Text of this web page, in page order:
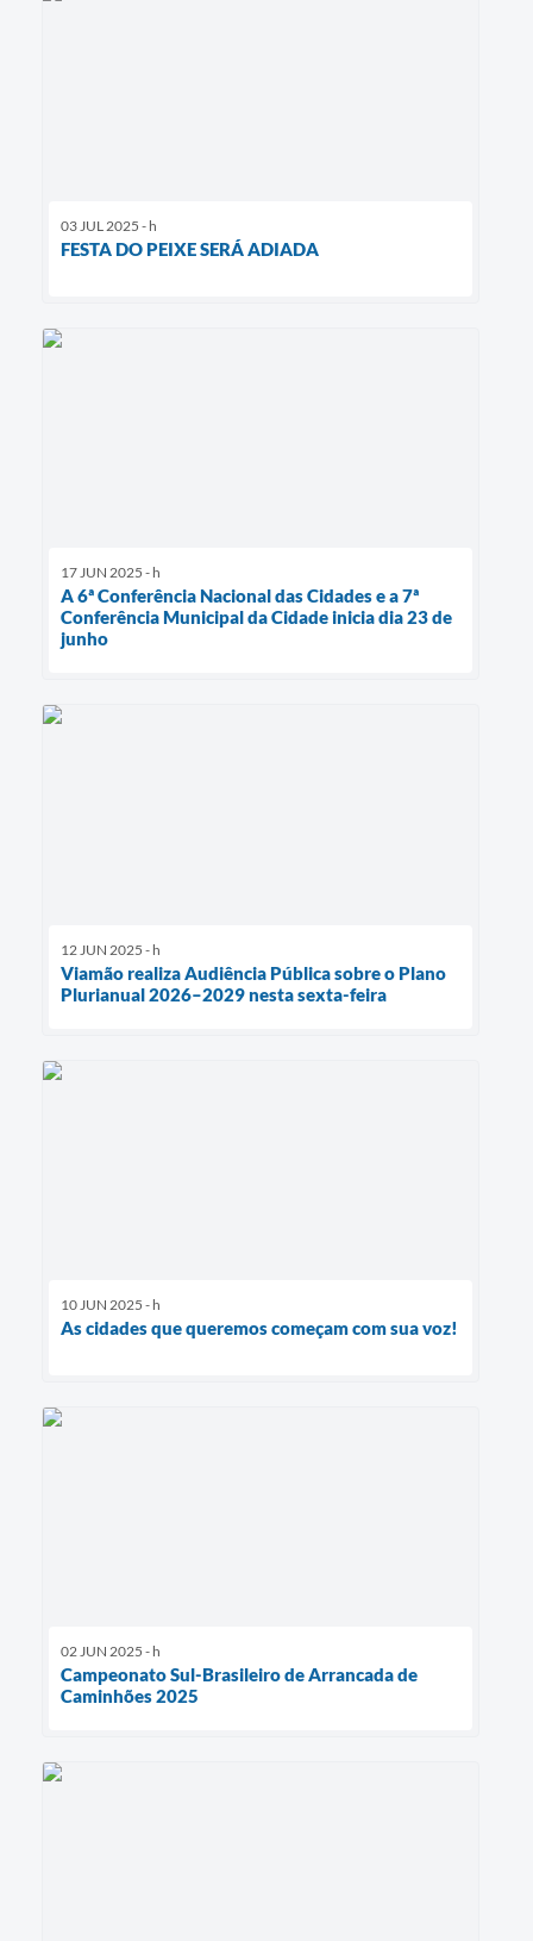
03 JUL 2025 - h
FESTA DO PEIXE SERÁ ADIADA
17 JUN 2025 - h
A 6ª Conferência Nacional das Cidades e a 7ª
Conferência Municipal da Cidade inicia dia 23 de
junho
12 JUN 2025 - h
Viamão realiza Audiência Pública sobre o Plano
Plurianual 2026–2029 nesta sexta-feira
10 JUN 2025 - h
As cidades que queremos começam com sua voz!
02 JUN 2025 - h
Campeonato Sul-Brasileiro de Arrancada de
Caminhões 2025